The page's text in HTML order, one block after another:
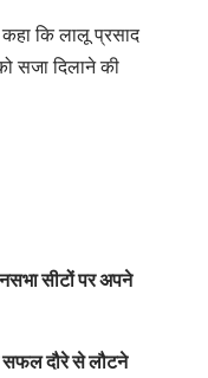
कहा कि लालू प्रसाद
सजा दिलाने की
सीटों पर अपने
सफल दौरे से लौटने